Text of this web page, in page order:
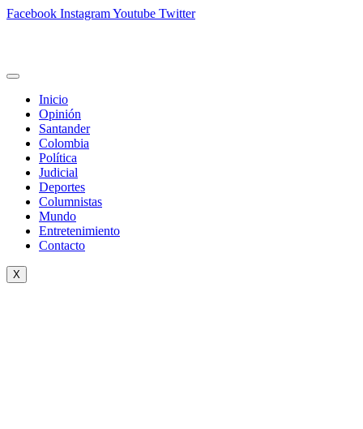
Facebook InstagramYoutube Twitter
Inicio
Opinión
Santander
Colombia
Política
Judicial
Deportes
Columnistas
Mundo
Entretenimiento
Contacto
X